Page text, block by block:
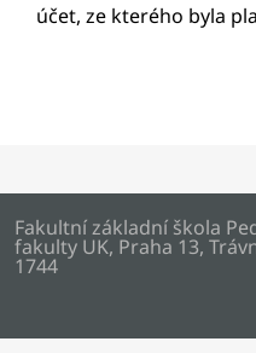
účet, ze kterého byla
Fakultní základní škola
fakulty UK, Praha 13,
1744